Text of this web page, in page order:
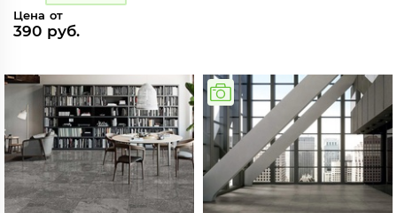
Цена от
390 руб.